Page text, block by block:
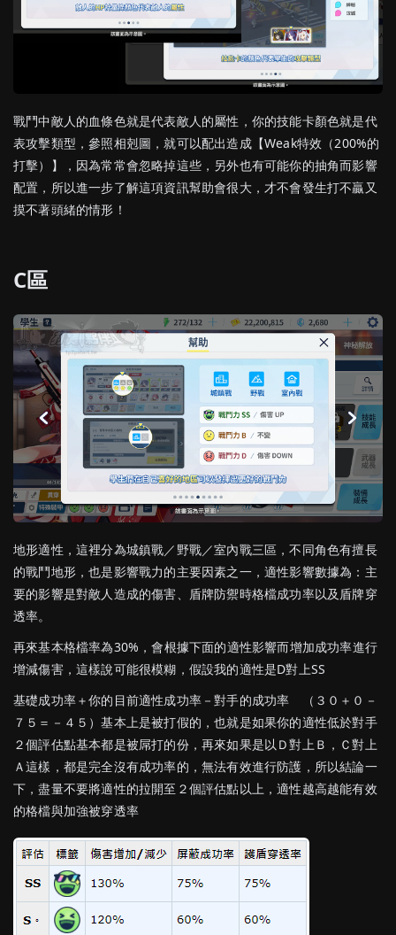
戰鬥中敵人的血條色就是代表敵人的屬性，你的技能卡顏色就是代
表攻擊類型，參照相剋圖，就可以配出造成【Weak特效（200%的
打擊）】，因為常常會忽略掉這些，另外也有可能你的抽角而影響
配置，所以進一步了解這項資訊幫助會很大，才不會發生打不贏又
摸不著頭緒的情形！
C區
地形適性，這裡分為城鎮戰／野戰／室內戰三區，不同角色有擅長
的戰鬥地形，也是影響戰力的主要因素之一，適性影響數據為：主
要的影響是對敵人造成的傷害、盾牌防禦時格檔成功率以及盾牌穿
透率。
再來基本格檔率為30%，會根據下面的適性影響而增加成功率進行
增減傷害，這樣說可能很模糊，假設我的適性是D對上SS
基礎成功率＋你的目前適性成功率－對手的成功率 （３０＋０－
７５＝－４５）基本上是被打假的，也就是如果你的適性低於對手
２個評估點基本都是被屌打的份，再來如果是以Ｄ對上Ｂ，Ｃ對上
Ａ這樣，都是完全沒有成功率的，無法有效進行防護，所以結論一
下，盡量不要將適性的拉開至２個評估點以上，適性越高越能有效
的格檔與加強被穿透率